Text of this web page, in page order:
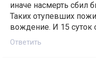
иначе насмерть сбил
Таких отупевших
вождение. И 15 суток
Ответить